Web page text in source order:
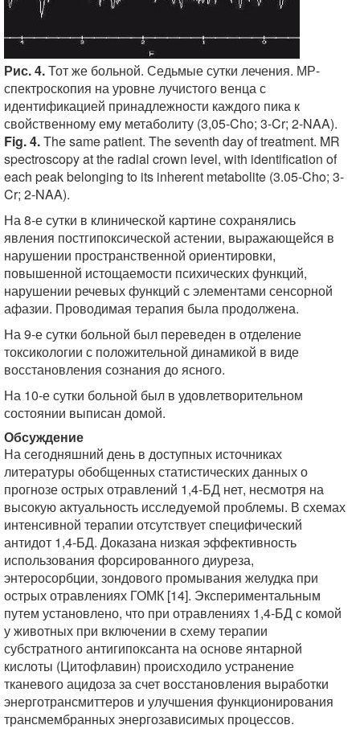
Рис. 4.Тот же больной. Седьмые сутки лечения. МР-
спектроскопия на уровне лучистого венца с
идентификацией принадлежности каждого пика к
свойственному ему метаболиту (3,05-Cho; 3-Cr; 2-NAA).
Fig. 4.The same patient. The seventh day of treatment. MR
spectroscopy at the radial crown level, with identification of
each peak belonging to its inherent metabolite (3.05-Cho; 3-
Cr; 2-NAA).
На 8-е сутки в клинической картине сохранялись
явления постгипоксической астении, выражающейся в
нарушении пространственной ориентировки,
повышенной истощаемости психических функций,
нарушении речевых функций с элементами сенсорной
афазии. Проводимая терапия была продолжена.
На 9-е сутки больной был переведен в отделение
токсикологии с положительной динамикой в виде
восстановления сознания до ясного.
На 10-е сутки больной был в удовлетворительном
состоянии выписан домой.
Обсуждение
На сегодняшний день в доступных источниках
литературы обобщенных статистических данных о
прогнозе острых отравлений 1,4-БД нет, несмотря на
высокую актуальность исследуемой проблемы. В схемах
интенсивной терапии отсутствует специфический
антидот 1,4-БД. Доказана низкая эффективность
использования форсированного диуреза,
энтеросорбции, зондового промывания желудка при
острых отравлениях ГОМК [14]. Экспериментальным
путем установлено, что при отравлениях 1,4-БД с комой
у животных при включении в схему терапии
субстратного антигипоксанта на основе янтарной
кислоты (Цитофлавин) происходило устранение
тканевого ацидоза за счет восстановления выработки
энерготрансмиттеров и улучшения функционирования
трансмембранных энергозависимых процессов.